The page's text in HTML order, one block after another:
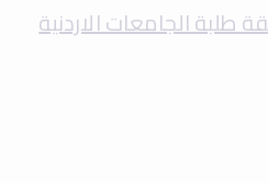
الجامعات الاردنية